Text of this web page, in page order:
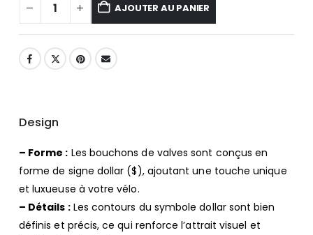
AJOUTER AU PANIER
Design
– Forme : Les bouchons de valves sont conçus en
forme de signe dollar ($), ajoutant une touche unique
et luxueuse à votre vélo.
– Détails :Les contours du symbole dollar sont bien
définis et précis, ce qui renforce l’attrait visuel et